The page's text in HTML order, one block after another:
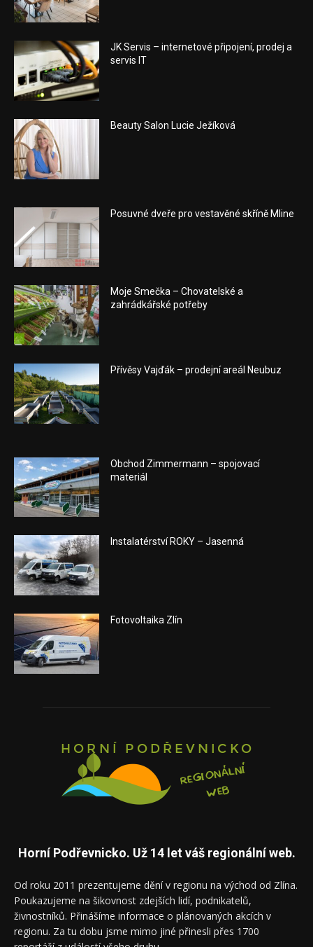
JK Servis – internetové připojení, prodej a
servis IT
Beauty Salon Lucie Ježíková
Posuvné dveře pro vestavěné skříně Mline
Moje Smečka – Chovatelské a
zahrádkářské potřeby
Přívěsy Vajďák – prodejní areál Neubuz
Obchod Zimmermann – spojovací
materiál
Instalatérství ROKY – Jasenná
Fotovoltaika Zlín
Horní Podřevnicko. Už 14 let váš regionální web.
Od roku 2011 prezentujeme dění v regionu na východ od Zlína.
Poukazujeme na šikovnost zdejších lidí, podnikatelů,
živnostníků. Přinášíme informace o plánovaných akcích v
regionu. Za tu dobu jsme mimo jiné přinesli přes 1700